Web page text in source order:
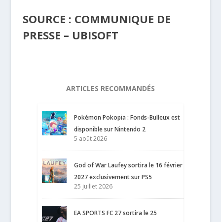
SOURCE : COMMUNIQUE DE
PRESSE – UBISOFT
ARTICLES RECOMMANDÉS
Pokémon Pokopia : Fonds-Bulleux est
disponible sur Nintendo 2
5 août 2026
God of War Laufey sortira le 16 février
2027 exclusivement sur PS5
25 juillet 2026
EA SPORTS FC 27 sortira le 25